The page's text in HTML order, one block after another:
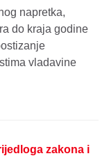
napretka,
do kraja godine
vladavine
zakona i